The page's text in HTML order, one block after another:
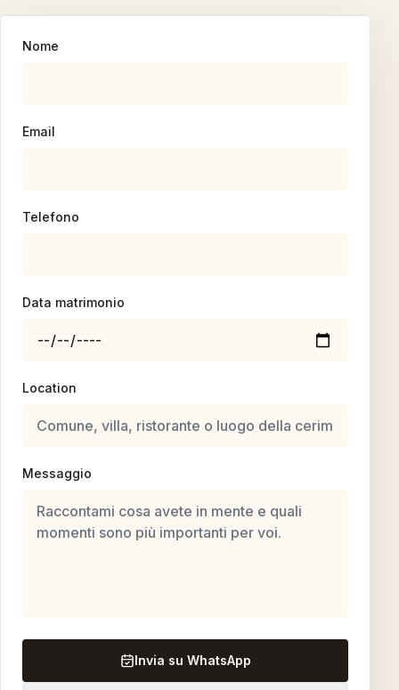
Nome
Email
Telefono
Data matrimonio
Location
Messaggio
Invia su WhatsApp